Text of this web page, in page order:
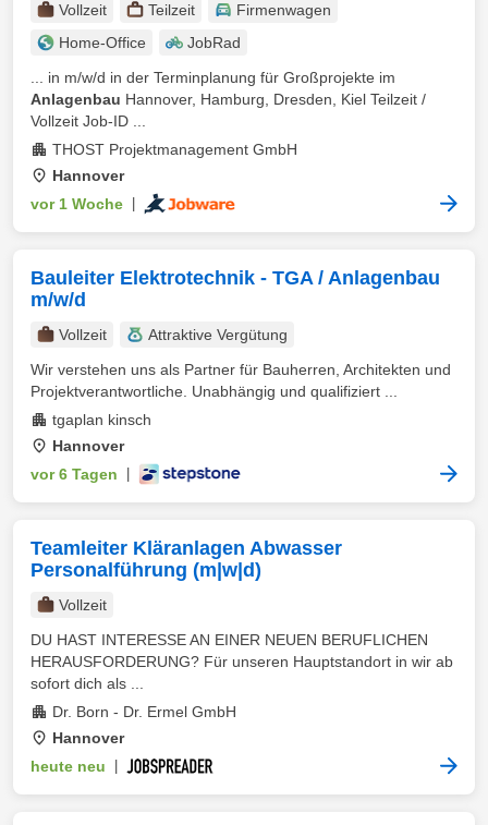
Vollzeit Teilzeit
Firmenwagen
Home-Office
JobRad
... in m/w/d in der Terminplanung für Großprojekte im
Anlagenbau Hannover, Hamburg, Dresden, Kiel Teilzeit /
Vollzeit Job-ID ...
THOST Projektmanagement GmbH
Hannover
vor 1 Woche
Bauleiter Elektrotechnik - TGA / Anlagenbau
m/w/d
Vollzeit
Attraktive Vergütung
Wir verstehen uns als Partner für Bauherren, Architekten und
Projektverantwortliche. Unabhängig und qualifiziert ...
tgaplan kinsch
Hannover
vor 6 Tagen
Teamleiter Kläranlagen Abwasser
Personalführung (m|w|d)
Vollzeit
DU HAST INTERESSE AN EINER NEUEN BERUFLICHEN
HERAUSFORDERUNG? Für unseren Hauptstandort in wir ab
sofort dich als ...
Dr. Born - Dr. Ermel GmbH
Hannover
heute neu